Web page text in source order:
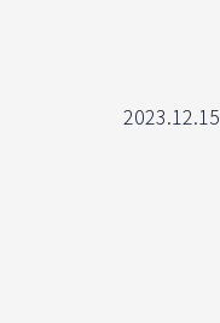
2023.12.15